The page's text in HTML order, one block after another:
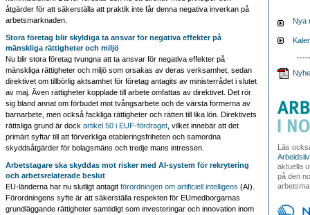
åtgärder för att säkerställa att praktik inte får denna negativa inverkan på
arbetsmarknaden.
Stora företag blir skyldiga ta ansvar för negativa effekter på
mänskliga rättigheter och miljö
Nu blir stora företag tvungna att ta ansvar för negativa effekter på
mänskliga rättigheter och miljö som orsakas av deras verksamhet, sedan
direktivet om tillbörlig aktsamhet för företag antagits av ministerrådet i slutet
av maj. Även rättigheter kopplade till arbete omfattas av direktivet. Det rör
sig bland annat om förbudet mot tvångsarbete och de värsta formerna av
barnarbete, men också fackliga rättigheter och rätten till lika lön. Direktivets
rättsliga grund är dock artikel 50 i EUF-fördraget , vilket innebär att det
primärt syftar till att förverkliga etableringsfriheten och samordna
skyddsåtgärder för bolagsmäns och tredje mans intressen.
Arbetstagare ska skyddas mot risker med AI-system för rekrytering
och arbetsrelaterade beslut
EU-länderna har nu slutligt antagit förordningen om artificiell intelligens (AI).
Förordningens syfte är att säkerställa respekten för EUmedborgarnas
grundläggande rättigheter samtidigt som investeringar och innovation inom
Nya
Läs
aktuella
på den